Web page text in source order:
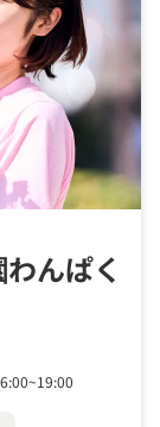
んぱく